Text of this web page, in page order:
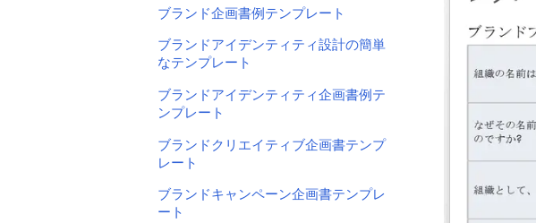
ブランド企画書例テンプレート
ブランドアイデンティティ設計の簡単
なテンプレート
ブランドアイデンティティ企画書例テ
ンプレート
ブランドクリエイティブ企画書テンプ
レート
ブランドキャンペーン企画書テンプレ
ート